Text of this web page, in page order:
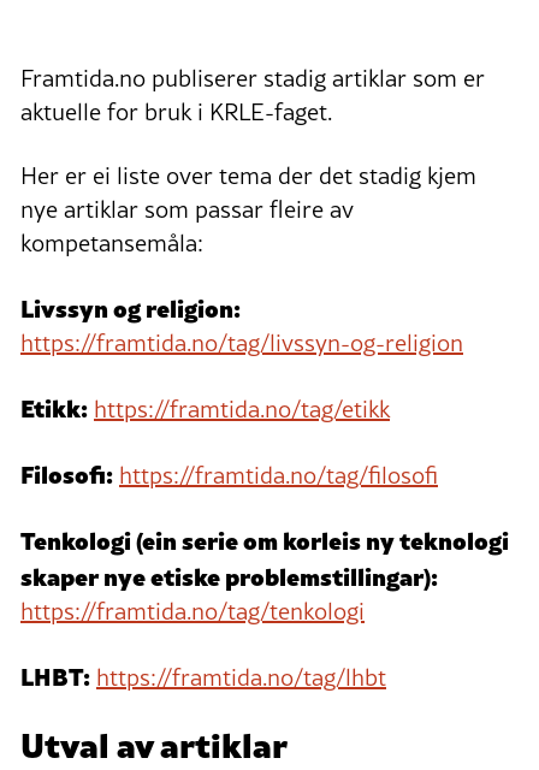
Framtida.no publiserer stadig artiklar som er
aktuelle for bruk i KRLE-faget.
Her er ei liste over tema der det stadig kjem
nye artiklar som passar fleire av
kompetansemåla:
Livssyn og religion:
https://framtida.no/tag/livssyn-og-religion
Etikk: https://framtida.no/tag/etikk
Filosofi: https://framtida.no/tag/filosofi
Tenkologi (ein serie om korleis ny teknologi
skaper nye etiske problemstillingar):
https://framtida.no/tag/tenkologi
LHBT: https://framtida.no/tag/lhbt
Utval av artiklar